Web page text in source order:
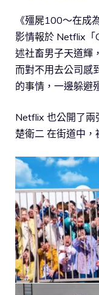
《殭屍100～在成
影情報於 Netflix「
述社畜男子天道輝
而對不用去公司感
的事情，一邊躲避
Netflix 也公開了兩
楚衛二 在街道中，